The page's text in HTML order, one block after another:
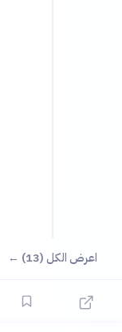
اعرض الكل (13) ←